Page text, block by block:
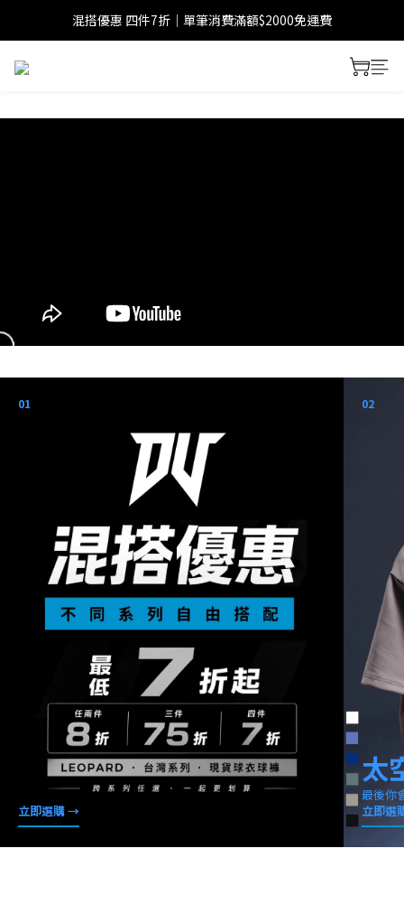
混搭優惠 四件7折｜單筆消費滿額$2000免運費
01
立即選購 →
02
太
最後你
立即選